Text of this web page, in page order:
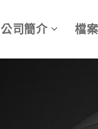
公司簡介 檔